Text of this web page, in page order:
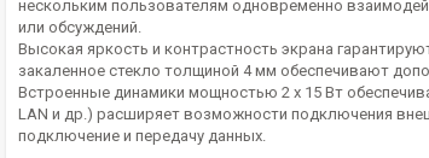
нескольким пользователям одновременно
или обсуждений.
Высокая яркость и контрастность экрана
закаленное стекло толщиной 4 мм обеспечивают
Встроенные динамики мощностью 2 x 15 Вт
LAN и др.) расширяет возможности подключения
подключение и передачу данных.